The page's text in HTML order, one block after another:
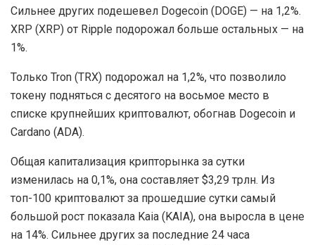
Сильнее других подешевел Dogecoin (DOGE) — на 1,2%.
XRP (XRP) от Ripple подорожал больше остальных — на
1%.
Только Tron (TRX) подорожал на 1,2%, что позволило
токену подняться с десятого на восьмое место в
списке крупнейших криптовалют, обогнав Dogecoin и
Cardano (ADA).
Общая капитализация крипторынка за сутки
изменилась на 0,1%, она составляет $3,29 трлн. Из
топ-100 криптовалют за прошедшие сутки самый
большой рост показала Kaia (KAIA), она выросла в цене
на 14%. Сильнее других за последние 24 часа